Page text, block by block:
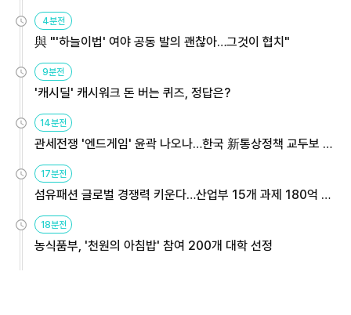
4분전
與 "'하늘이법' 여야 공동 발의 괜찮아…그것이 협치"
9분전
'캐시딜' 캐시워크 돈 버는 퀴즈, 정답은?
14분전
관세전쟁 '엔드게임' 윤곽 나오나…한국 新통상정책 교두보 활
17분전
섬유패션 글로벌 경쟁력 키운다…산업부 15개 과제 180억 지
18분전
농식품부, '천원의 아침밥' 참여 200개 대학 선정